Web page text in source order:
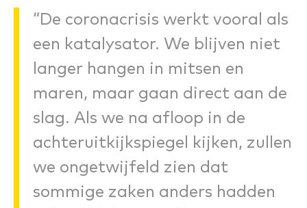
“De coronacrisis werkt vooral als
een katalysator. We blijven niet
langer hangen in mitsen en
maren, maar gaan direct aan de
slag. Als we na afloop in de
achteruitkijkspiegel kijken, zullen
we ongetwijfeld zien dat
sommige zaken anders hadden